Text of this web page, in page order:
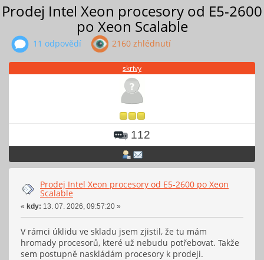
Prodej Intel Xeon procesory od E5-2600
po Xeon Scalable
11 odpovědí 2160 zhlédnutí
skrivy
112
Prodej Intel Xeon procesory od E5-2600 po Xeon
Scalable
« kdy: 13. 07. 2026, 09:57:20 »
V rámci úklidu ve skladu jsem zjistil, že tu mám
hromady procesorů, které už nebudu potřebovat. Takže
sem postupně naskládám procesory k prodeji.